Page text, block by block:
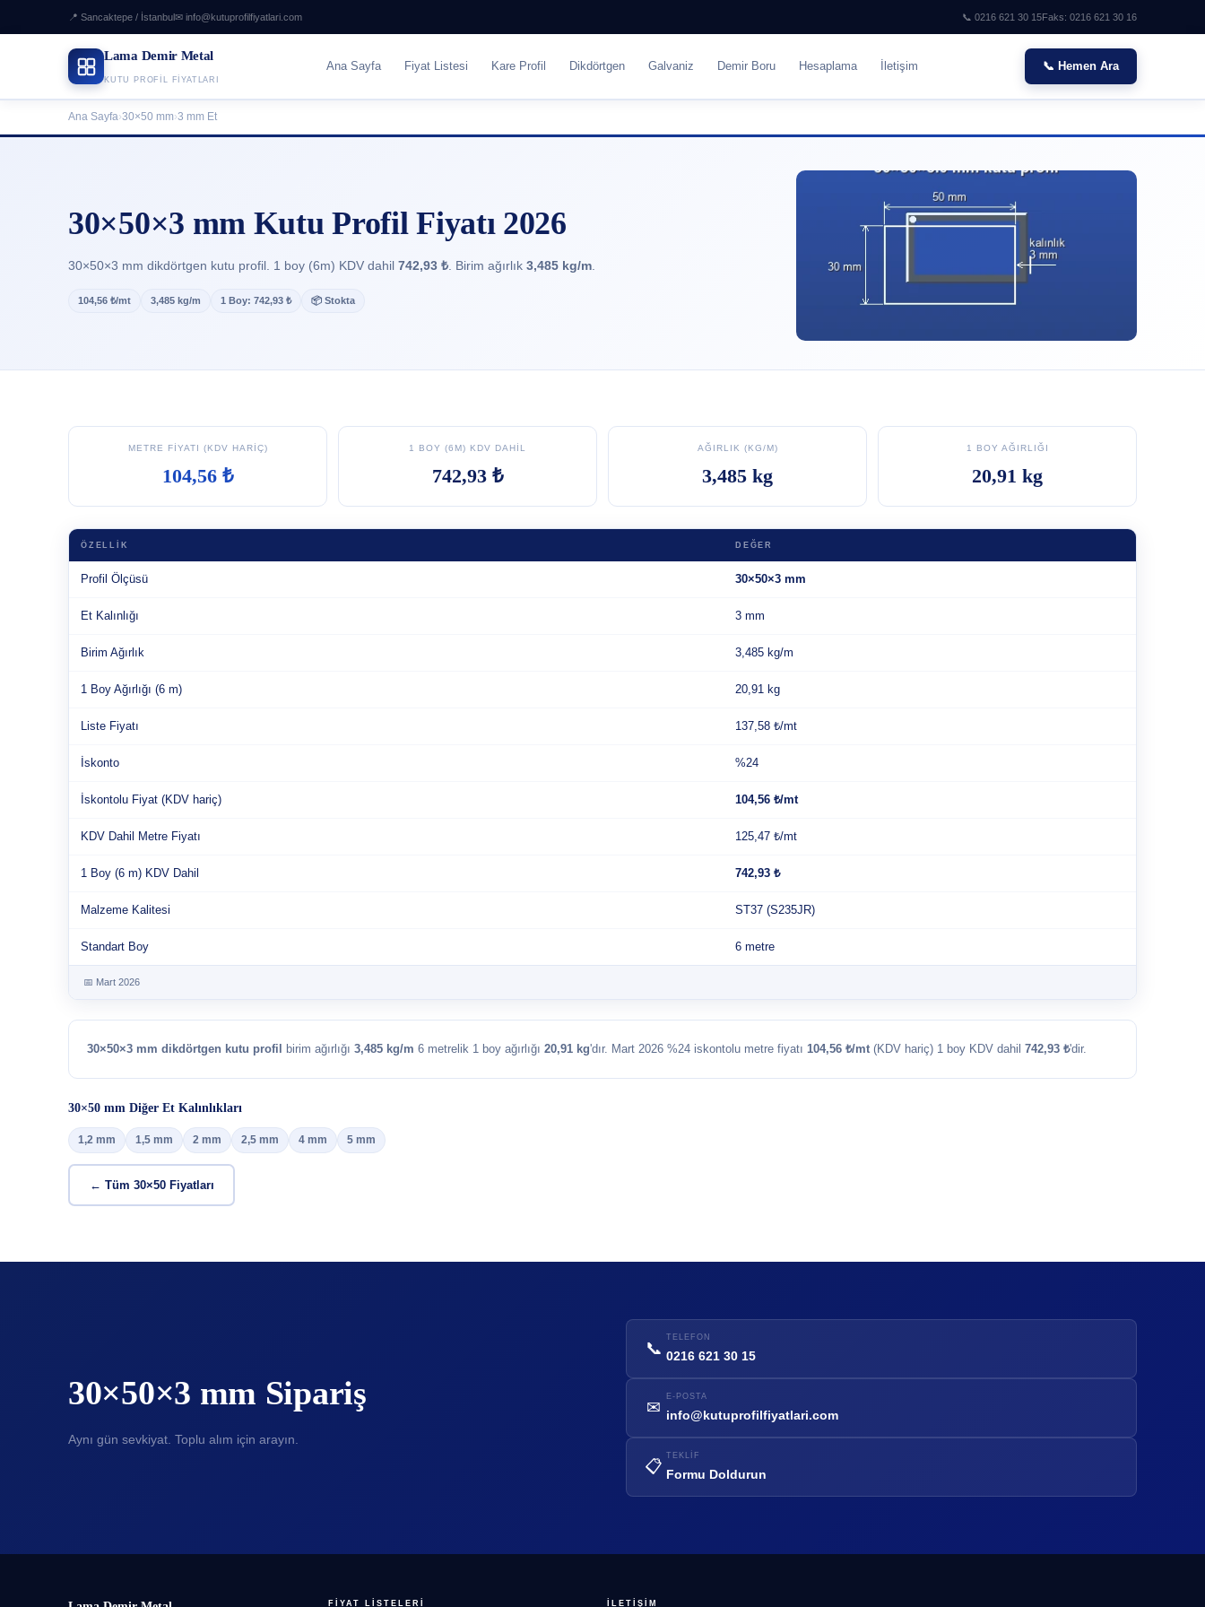
📍 Sancaktepe / İstanbul✉ info@kutuprofilfiyatlari.com 📞 0216 621 30 15Faks: 0216 621 30 16
Lama Demir Metal
KUTU PROFIL FIYATLARI
Ana Sayfa Fiyat Listesi Kare Profil Dikdörtgen Galvaniz Demir Boru Hesaplama İletişim 📞 Hemen Ara
Ana Sayfa›30×50 mm›3 mm Et
30×50×3 mm Kutu Profil Fiyatı 2026
30×50×3 mm dikdörtgen kutu profil. 1 boy (6m) KDV dahil 742,93 ₺ . Birim ağırlık 3,485 kg/m
104,56 ₺/mt 3,485 kg/m 1 Boy: 742,93 ₺ 📦 Stokta
METRE FIYATI (KDV HARIÇ)
104,56 ₺
1 BOY (6M) KDV DAHIL
742,93 ₺
AĞIRLIK (KG/M)
3,485 kg
1 BOY AĞIRLIĞI
20,91 kg
ÖZELLIK DEĞER
Profil Ölçüsü 30×50×3 mm
Et Kalınlığı 3 mm
Birim Ağırlık 3,485 kg/m
1 Boy Ağırlığı (6 m) 20,91 kg
Liste Fiyatı 137,58 ₺/mt
İskonto %24
İskontolu Fiyat (KDV hariç) 104,56 ₺/mt
KDV Dahil Metre Fiyatı 125,47 ₺/mt
1 Boy (6 m) KDV Dahil 742,93 ₺
Malzeme Kalitesi ST37 (S235JR)
Standart Boy 6 metre
📅 Mart 2026
30×50×3 mm dikdörtgen kutu profil birim ağırlığı 3,485 kg/m 6 metrelik 1 boy ağırlığı 20,91 kg'dır. Mart 2026 %24 iskontolu metre fiyatı 104,56 ₺/mt (KDV hariç) 1 boy KDV dahil 742,93 ₺'dir.
30×50 mm Diğer Et Kalınlıkları
1,2 mm 1,5 mm 2 mm 2,5 mm 4 mm 5 mm
← Tüm 30×50 Fiyatları
30×50×3 mm Sipariş
Aynı gün sevkiyat. Toplu alım için arayın.
📞
TELEFON
0216 621 30 15
✉
E-POSTA
info@kutuprofilfiyatlari.com
📋
TEKLIF
Formu Doldurun
FIYAT LISTELERI İLETIŞIM